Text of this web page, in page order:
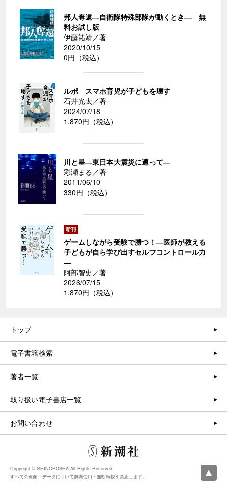
邦人奪還―自衛隊特殊部隊が動くとき― 無
料お試し版
伊藤祐靖／著
2020/10/15
0円（税込）
ルポ スマホ育児が子どもを壊す
石井光太／著
2024/07/18
1,870円（税込）
川と星―東日本大震災に遭って―
彩瀬まる／著
2011/06/10
330円（税込）
ゲームしながら受験で勝つ！―医師が教える
子どもが自ら学び出すセルフコントロール力
―
阿部智史／著
2026/07/15
1,870円（税込）
トップ
電子書籍検索
著者一覧
取り扱い電子書店一覧
お問い合わせ
Copyright © SHINCHOSHA All Rights Reserved.
すべての画像・データについて無断使用・無断転載を禁止します。